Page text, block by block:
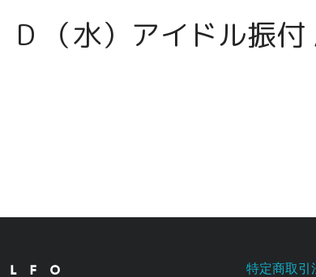
D （水）アイドル振
特定商取引